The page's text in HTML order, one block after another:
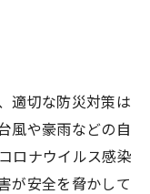
適切な防災対策は
風や豪雨などの自
ロナウイルス感染
が安全を脅かして